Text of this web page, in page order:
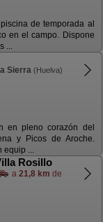
de temporada al
en el campo. Dispone
...
Sierra (Huelva)
en pleno corazón del
y Picos de Aroche.
equip ...
Rosillo
a 21,8 km de